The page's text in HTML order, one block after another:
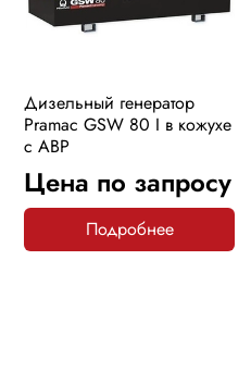
Дизельный генератор
Pramac GSW 80 I в кожухе
с АВР
Цена по запросу
Подробнее